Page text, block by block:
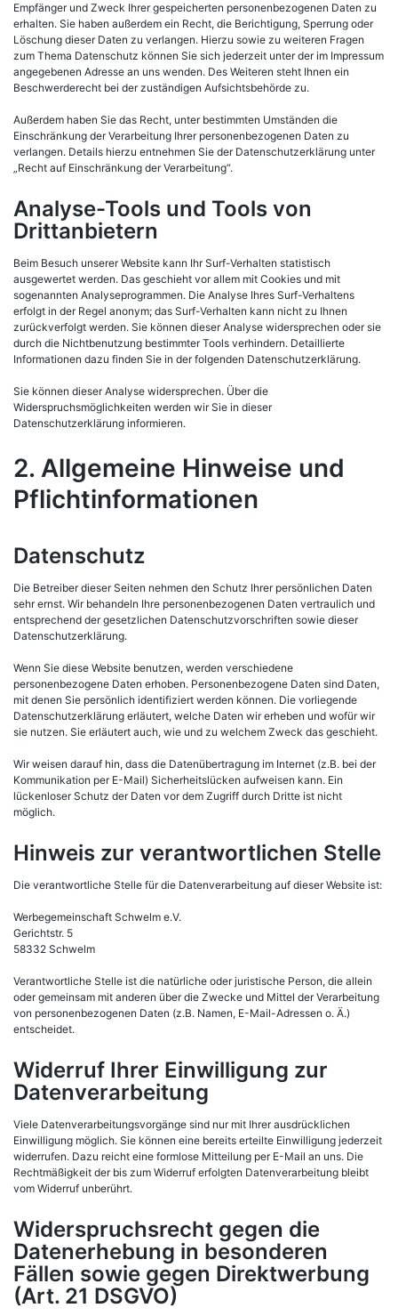
Empfänger und Zweck Ihrer gespeicherten personenbezogenen Daten zu
erhalten. Sie haben außerdem ein Recht, die Berichtigung, Sperrung oder
Löschung dieser Daten zu verlangen. Hierzu sowie zu weiteren Fragen
zum Thema Datenschutz können Sie sich jederzeit unter der im Impressum
angegebenen Adresse an uns wenden. Des Weiteren steht Ihnen ein
Beschwerderecht bei der zuständigen Aufsichtsbehörde zu.
Außerdem haben Sie das Recht, unter bestimmten Umständen die
Einschränkung der Verarbeitung Ihrer personenbezogenen Daten zu
verlangen. Details hierzu entnehmen Sie der Datenschutzerklärung unter
„Recht auf Einschränkung der Verarbeitung“.
Analyse-Tools und Tools von
Drittanbietern
Beim Besuch unserer Website kann Ihr Surf-Verhalten statistisch
ausgewertet werden. Das geschieht vor allem mit Cookies und mit
sogenannten Analyseprogrammen. Die Analyse Ihres Surf-Verhaltens
erfolgt in der Regel anonym; das Surf-Verhalten kann nicht zu Ihnen
zurückverfolgt werden. Sie können dieser Analyse widersprechen oder sie
durch die Nichtbenutzung bestimmter Tools verhindern. Detaillierte
Informationen dazu finden Sie in der folgenden Datenschutzerklärung.
Sie können dieser Analyse widersprechen. Über die
Widerspruchsmöglichkeiten werden wir Sie in dieser
Datenschutzerklärung informieren.
2. Allgemeine Hinweise und
Pflichtinformationen
Datenschutz
Die Betreiber dieser Seiten nehmen den Schutz Ihrer persönlichen Daten
sehr ernst. Wir behandeln Ihre personenbezogenen Daten vertraulich und
entsprechend der gesetzlichen Datenschutzvorschriften sowie dieser
Datenschutzerklärung.
Wenn Sie diese Website benutzen, werden verschiedene
personenbezogene Daten erhoben. Personenbezogene Daten sind Daten,
mit denen Sie persönlich identifiziert werden können. Die vorliegende
Datenschutzerklärung erläutert, welche Daten wir erheben und wofür wir
sie nutzen. Sie erläutert auch, wie und zu welchem Zweck das geschieht.
Wir weisen darauf hin, dass die Datenübertragung im Internet (z.B. bei der
Kommunikation per E-Mail) Sicherheitslücken aufweisen kann. Ein
lückenloser Schutz der Daten vor dem Zugriff durch Dritte ist nicht
möglich.
Hinweis zur verantwortlichen Stelle
Die verantwortliche Stelle für die Datenverarbeitung auf dieser Website ist:
Werbegemeinschaft Schwelm e.V.
Gerichtstr. 5
58332 Schwelm
Verantwortliche Stelle ist die natürliche oder juristische Person, die allein
oder gemeinsam mit anderen über die Zwecke und Mittel der Verarbeitung
von personenbezogenen Daten (z.B. Namen, E-Mail-Adressen o. Ä.)
entscheidet.
Widerruf Ihrer Einwilligung zur
Datenverarbeitung
Viele Datenverarbeitungsvorgänge sind nur mit Ihrer ausdrücklichen
Einwilligung möglich. Sie können eine bereits erteilte Einwilligung jederzeit
widerrufen. Dazu reicht eine formlose Mitteilung per E-Mail an uns. Die
Rechtmäßigkeit der bis zum Widerruf erfolgten Datenverarbeitung bleibt
vom Widerruf unberührt.
Widerspruchsrecht gegen die
Datenerhebung in besonderen
Fällen sowie gegen Direktwerbung
(Art. 21 DSGVO)